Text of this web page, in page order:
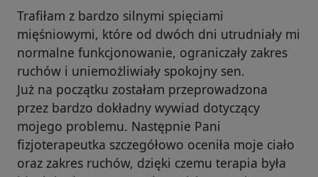
Trafiłam z bardzo silnymi spięciami
mięśniowymi, które od dwóch dni utrudniały mi
normalne funkcjonowanie, ograniczały zakres
ruchów i uniemożliwiały spokojny sen.
Już na początku zostałam przeprowadzona
przez bardzo dokładny wywiad dotyczący
mojego problemu. Następnie Pani
fizjoterapeutka szczegółowo oceniła moje ciało
oraz zakres ruchów, dzięki czemu terapia była